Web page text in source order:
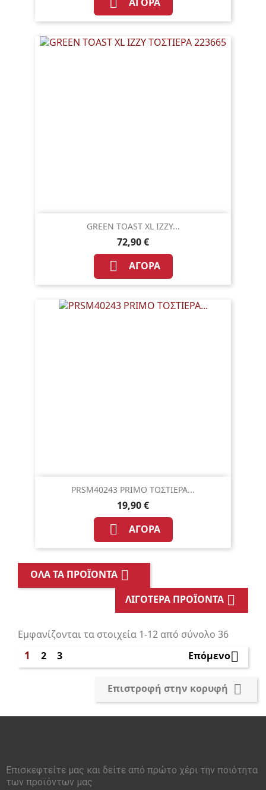
GREEN TOAST XL IZZY...
72,90 €
 ΑΓΟΡΆ
PRSM40243 PRIMO ΤΟΣΤΙΕΡΑ...
19,90 €
 ΑΓΟΡΆ
ΌΛΑ ΤΑ ΠΡΟΪΌΝΤΑ 
ΛΙΓΌΤΕΡΑ ΠΡΟΪΌΝΤΑ 
Εμφανίζονται τα στοιχεία 1-12 από σύνολο 36
1 2 3 Επόμενο
Επιστροφή στην κορυφή 
Επισκεφτείτε μας και δείτε από πρώτο χέρι την ποιότητα
των προϊόντων μας